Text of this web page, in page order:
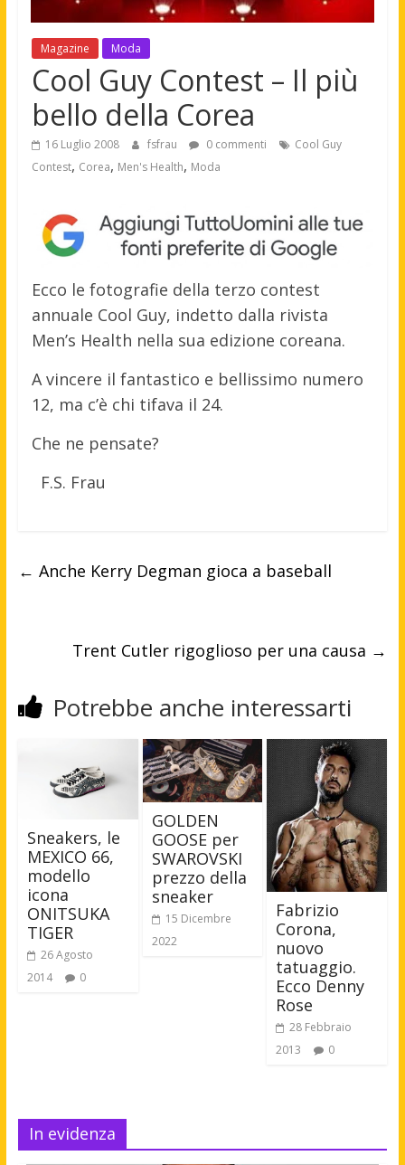
Magazine Moda
Cool Guy Contest – Il più
bello della Corea
16 Luglio 2008 fsfrau 0 commenti
Cool Guy
Contest, Corea, Men's Health, Moda
Ecco le fotografie della terzo contest
annuale Cool Guy, indetto dalla rivista
Men’s Health nella sua edizione coreana.
A vincere il fantastico e bellissimo numero
12, ma c’è chi tifava il 24.
Che ne pensate?
F.S. Frau
← Anche Kerry Degman gioca a baseball
Trent Cutler rigoglioso per una causa →
Potrebbe anche interessarti
Sneakers, le
MEXICO 66,
modello
icona
ONITSUKA
TIGER
26 Agosto
2014
0
GOLDEN
GOOSE per
SWAROVSKI
prezzo della
sneaker
15 Dicembre
2022
Fabrizio
Corona,
nuovo
tatuaggio.
Ecco Denny
Rose
28 Febbraio
2013
0
In evidenza